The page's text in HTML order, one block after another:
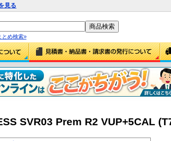
見る
とめ検索»
SVR03 Prem R2 VUP+5CAL